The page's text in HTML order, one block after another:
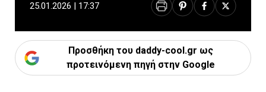
25.01.2026 | 17:37
Προσθήκη του daddy-cool.gr ως
προτεινόμενη πηγή στην Google